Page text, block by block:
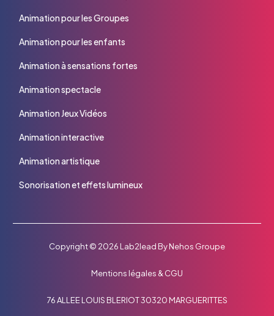
Animation pour les Groupes
Animation pour les enfants
Animation à sensations fortes
Animation spectacle
Animation Jeux Vidéos
Animation interactive
Animation artistique
Sonorisation et effets lumineux
Copyright © 2026 Lab2lead ByNehos Groupe
Mentions légales &CGU
76 ALLEE LOUIS BLERIOT 30320 MARGUERITTES